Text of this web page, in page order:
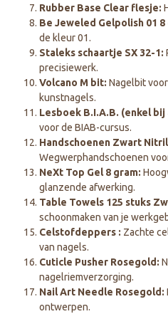
Rubber Base Clear flesje:
Be Jeweled Gelpolish 01 8
de kleur 01.
Staleks schaartje SX 32-1:
precisiewerk.
Volcano M bit: Nagelbit
kunstnagels.
Lesboek B.I.A.B. (enkel bij
voor de BIAB-cursus.
Handschoenen Zwart
Wegwerphandschoenen
NeXt Top Gel 8 gram:
glanzende afwerking.
Table Towels 125 stuks
schoonmaken van je
Celstofdeppers : Zachte
van nagels.
Cuticle Pusher Rosegold:
nagelriemverzorging.
Nail Art Needle Rosegold:
ontwerpen.